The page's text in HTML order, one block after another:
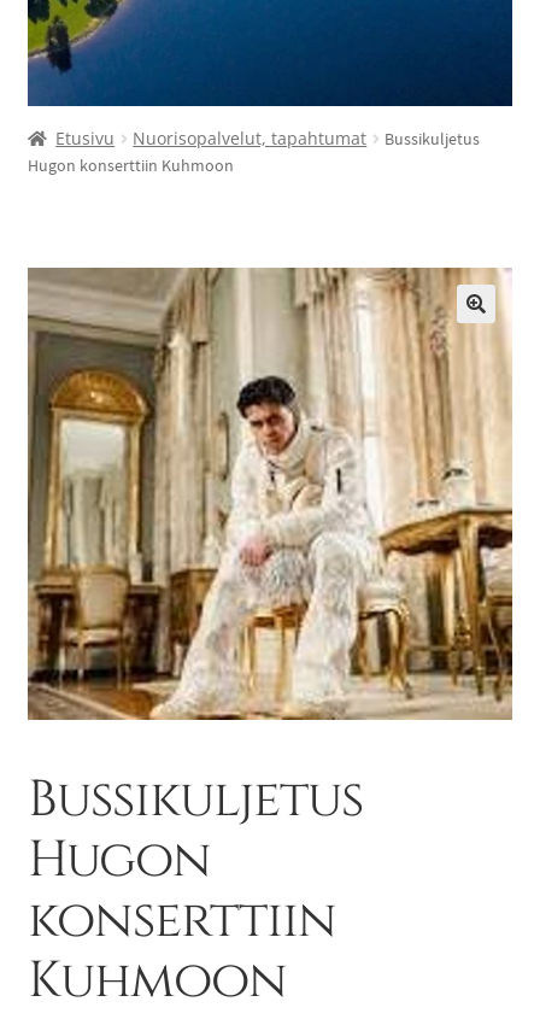
Etusivu Nuorisopalvelut, tapahtumat
Bussikuljetus
Hugon konserttiin Kuhmoon
Bussikuljetus
Hugon
konserttiin
Kuhmoon